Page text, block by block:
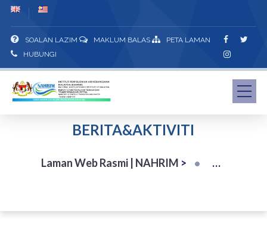
SOALAN LAZIM MAKLUM BALAS
PETA LAMAN
HUBUNGI
BERITA&AKTIVITI
Laman Web Rasmi | NAHRIM >